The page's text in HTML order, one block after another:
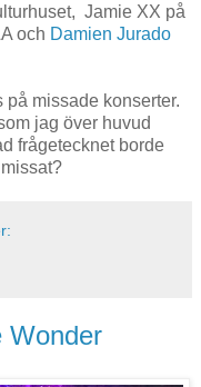
Jamie XX på
och Damien Jurado
missade konserter.
jag över huvud
frågetecknet borde
Wonder